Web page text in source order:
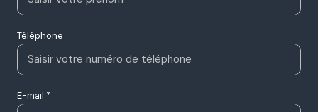
Téléphone
E-mail *